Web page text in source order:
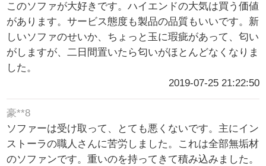
このソファが大好きです。ハイエンドの大気は買う価値
があります。サービス態度も製品の品質もいいです。新
しいソファのせいか、ちょっと玉に瑕疵があって、匂い
がしますが、二日間置いたら匂いがほとんどなくなりま
した。
2019-07-25 21:22:50
豪**8
ソファーは受け取って、とても悪くないです。主にイン
ストーラの職人さんに苦労しました。これは全部無垢材
のソファンです。重いのを持ってきて積み込みました。